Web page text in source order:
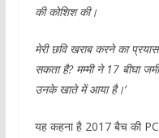
की कोशिश की।
मेरी छवि खराब करने का
सकता है? मम्मी ने 17 बीघा
उनके खाते में आया है।’
यह कहना है 2017 बैच की